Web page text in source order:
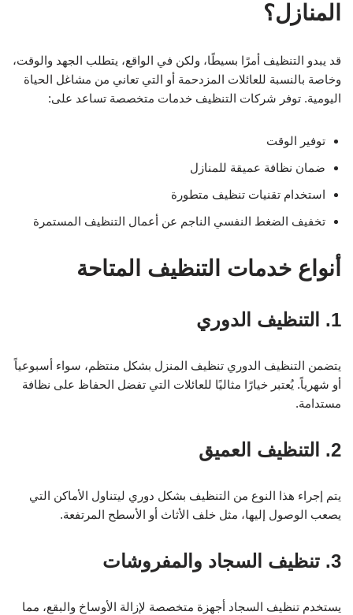
المنازل؟
قد يبدو التنظيف أمرًا بسيطًا، ولكن في الواقع، يتطلب الجهد والوقت،
وخاصة بالنسبة للعائلات المزدحمة أو التي تعاني من مشاغل الحياة
اليومية. توفر شركات التنظيف خدمات متخصصة تساعد على:
توفير الوقت
ضمان نظافة عميقة للمنازل
استخدام تقنيات تنظيف متطورة
تخفيف الضغط النفسي الناجم عن أعمال التنظيف المستمرة
أنواع خدمات التنظيف المتاحة
1. التنظيف الدوري
يتضمن التنظيف الدوري تنظيف المنزل بشكل منتظم، سواء أسبوعياً
أو شهرياً. يُعتبر خيارًا مثاليًا للعائلات التي تفضل الحفاظ على نظافة
مستدامة.
2. التنظيف العميق
يتم إجراء هذا النوع من التنظيف بشكل دوري ليتناول الأماكن التي
يصعب الوصول إليها، مثل خلف الأثاث أو الأسطح المرتفعة.
3. تنظيف السجاد والمفروشات
يستخدم تنظيف السجاد أجهزة متخصصة لإزالة الأوساخ والبقع، مما